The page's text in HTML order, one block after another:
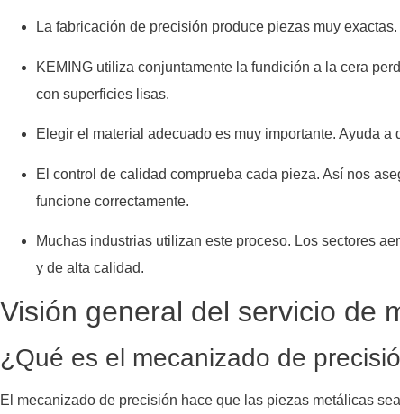
La fabricación de precisión produce piezas muy
KEMING utiliza conjuntamente la fundición a la cera
con superficies lisas.
Elegir el material adecuado es muy importante. Ayuda
El control de calidad comprueba cada pieza. Así nos
funcione correctamente.
Muchas industrias utilizan este proceso. Los sectores
y de alta calidad.
Visión general del servicio de
¿Qué es el mecanizado de
El mecanizado de precisión hace que las piezas metálicas